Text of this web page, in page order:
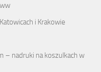
i Krakowie
– nadruki na koszulkach w